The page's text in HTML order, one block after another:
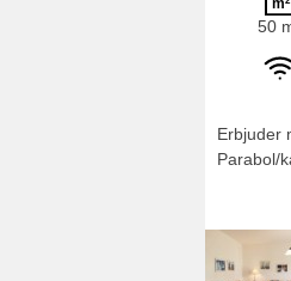
50
Erbjuder
Parabol/